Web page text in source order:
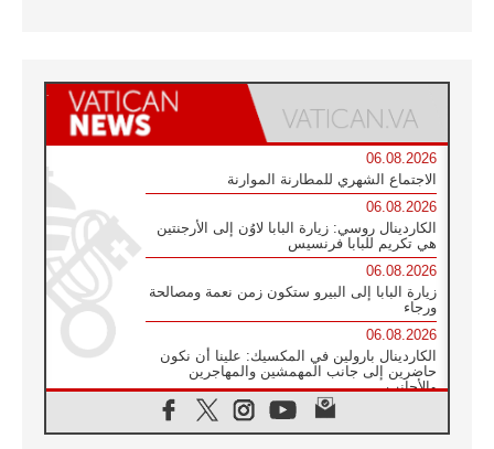
06.08.2026
الاجتماع الشهري للمطارنة الموارنة
06.08.2026
الكاردينال روسي: زيارة البابا لاوُن إلى الأرجنتين
هي تكريم للبابا فرنسيس
06.08.2026
زيارة البابا إلى البيرو ستكون زمن نعمة ومصالحة
ورجاء
06.08.2026
الكاردينال بارولين في المكسيك: علينا أن نكون
حاضرين إلى جانب المهمشين والمهاجرين
والأجانب
البابا لاوُن الرابع عشر للشباب في أسيزي: